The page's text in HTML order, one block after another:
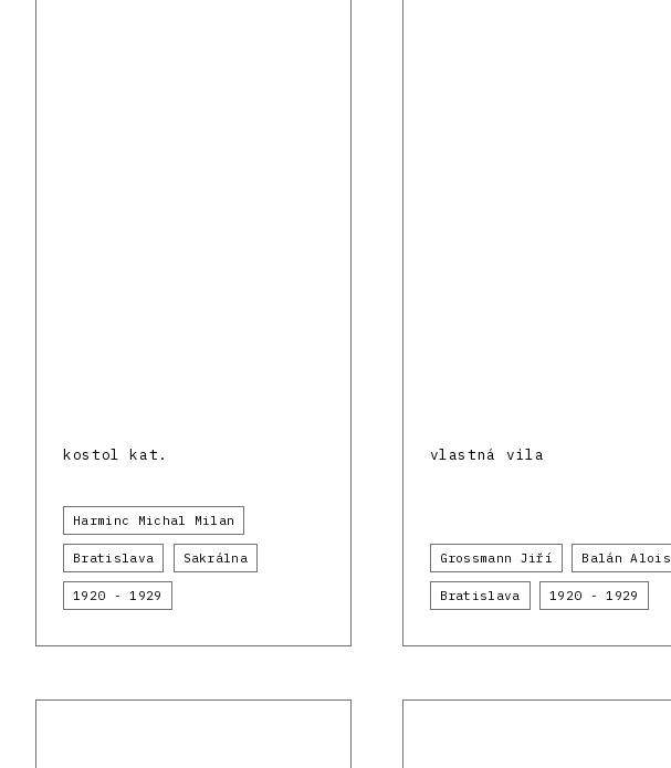
kostol kat.
Harminc Michal Milan
Bratislava Sakrálna
1920 - 1929
vlastná vila
Grossmann Jiří Balán Alois
Bratislava 1920 - 1929